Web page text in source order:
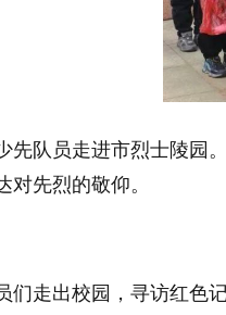
先队员走进市烈士陵园
对先烈的敬仰。
们走出校园，寻访红色